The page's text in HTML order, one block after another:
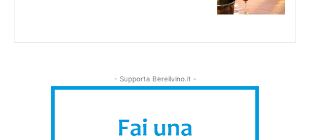
- Supporta Bereilvino.it -